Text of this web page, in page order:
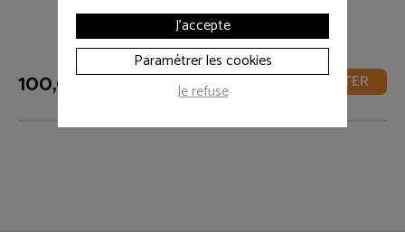
100,00 € HT AJOUTER
J'accepte
Paramétrer les cookies
Je refuse